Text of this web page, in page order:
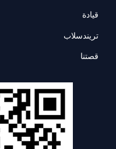
قيادة
تريندسلاب
قصتنا